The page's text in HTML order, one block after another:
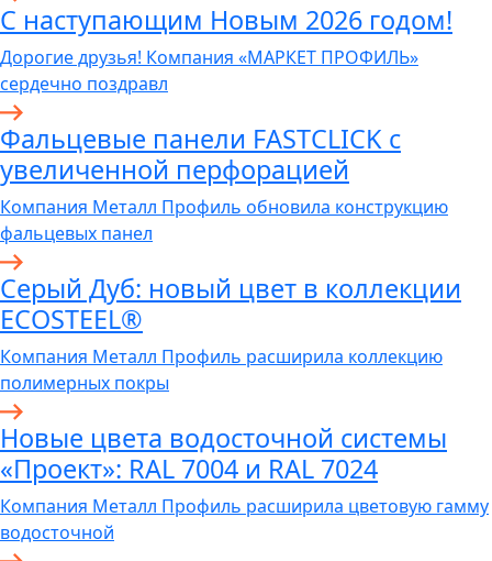
С наступающим Новым 2026 годом!
Дорогие друзья! Компания «МАРКЕТ ПРОФИЛЬ»
сердечно поздравл
Фальцевые панели FASTCLICK с
увеличенной перфорацией
Компания Металл Профиль обновила конструкцию
фальцевых панел
Серый Дуб: новый цвет в коллекции
ECOSTEEL®
Компания Металл Профиль расширила коллекцию
полимерных покры
Новые цвета водосточной системы
«Проект»: RAL 7004 и RAL 7024
Компания Металл Профиль расширила цветовую гамму
водосточной